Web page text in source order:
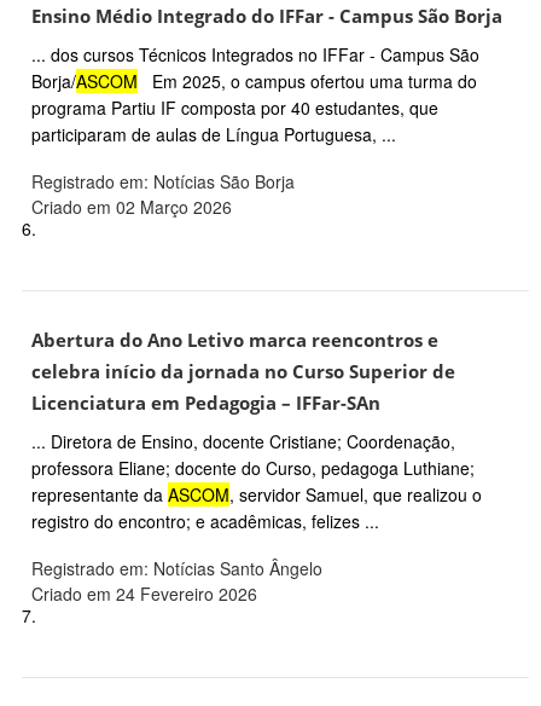
Ensino Médio Integrado do IFFar - Campus São Borja
... dos cursos Técnicos Integrados no IFFar - Campus São
Borja/ASCOM Em 2025, o campus ofertou uma turma do
programa Partiu IF composta por 40 estudantes, que
participaram de aulas de Língua Portuguesa, ...
Registrado em: Notícias São Borja
Criado em 02 Março 2026
6.
Abertura do Ano Letivo marca reencontros e
celebra início da jornada no Curso Superior de
Licenciatura em Pedagogia – IFFar-SAn
... Diretora de Ensino, docente Cristiane; Coordenação,
professora Eliane; docente do Curso, pedagoga Luthiane;
representante da ASCOM, servidor Samuel, que realizou o
registro do encontro; e acadêmicas, felizes ...
Registrado em: Notícias Santo Ângelo
Criado em 24 Fevereiro 2026
7.